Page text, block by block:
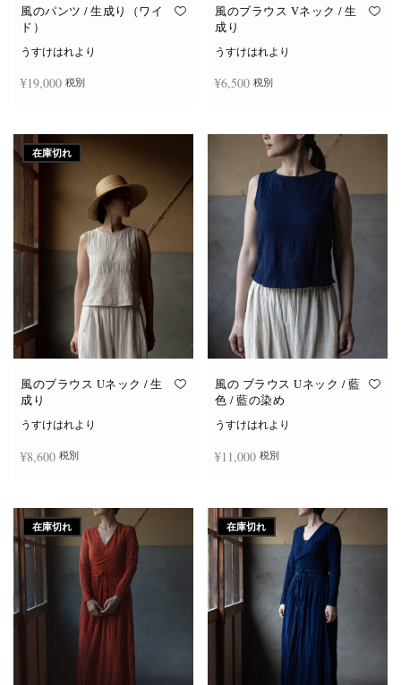
オ
ジ
選
択
で
き
ま
す
オ
ジ
か
ら
選
風のパンツ / 生成り（ワイ
ド）
うすけはれより
¥19,000 税別
風のブラウス Vネック / 生
成り
うすけはれより
¥6,500 税別
在庫切れ
風のブラウス Uネック / 生
成り
うすけはれより
¥8,600 税別
風の ブラウス Uネック / 藍
色 / 藍の染め
うすけはれより
¥11,000 税別
在庫切れ 在庫切れ